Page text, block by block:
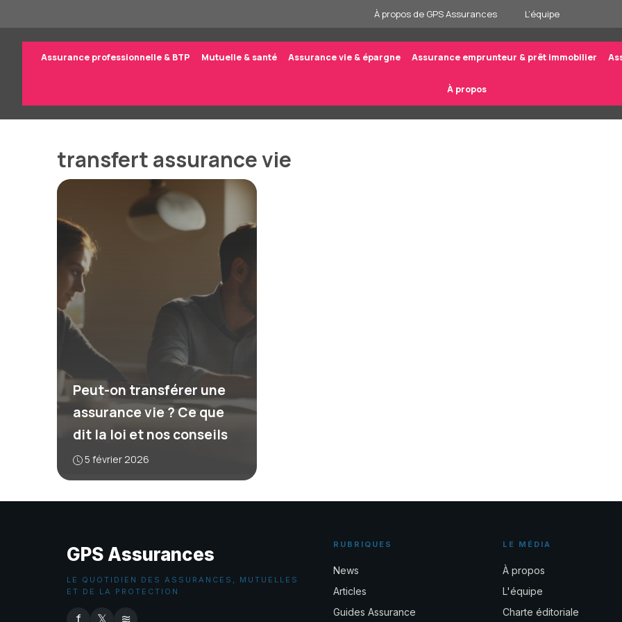
au
À propos de GPS Assurances L’équipe
Assurance professionnelle & BTP Mutuelle & santé Assurance vie & épargne Assurance emprunteur & prêt immobilier
À propos
transfert assurance vie
Peut-on transférer une
assurance vie ? Ce que
dit la loi et nos conseils
5 février 2026
GPS Assurances
LE QUOTIDIEN DES ASSURANCES, MUTUELLES
ET DE LA PROTECTION
f 𝕏 ≋
RUBRIQUES
News
Articles
Guides Assurance
LE MÉDIA
À propos
L'équipe
Charte éditoriale